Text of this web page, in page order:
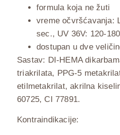
formula koja ne žuti
vreme očvršćavanja:
sec., UV 36V: 120-
dostupan u dve
Sastav: DI-HEMA
triakrilata, PPG-5
etilmetakrilat, akrilna
60725, CI 77891.
Kontraindikacije: